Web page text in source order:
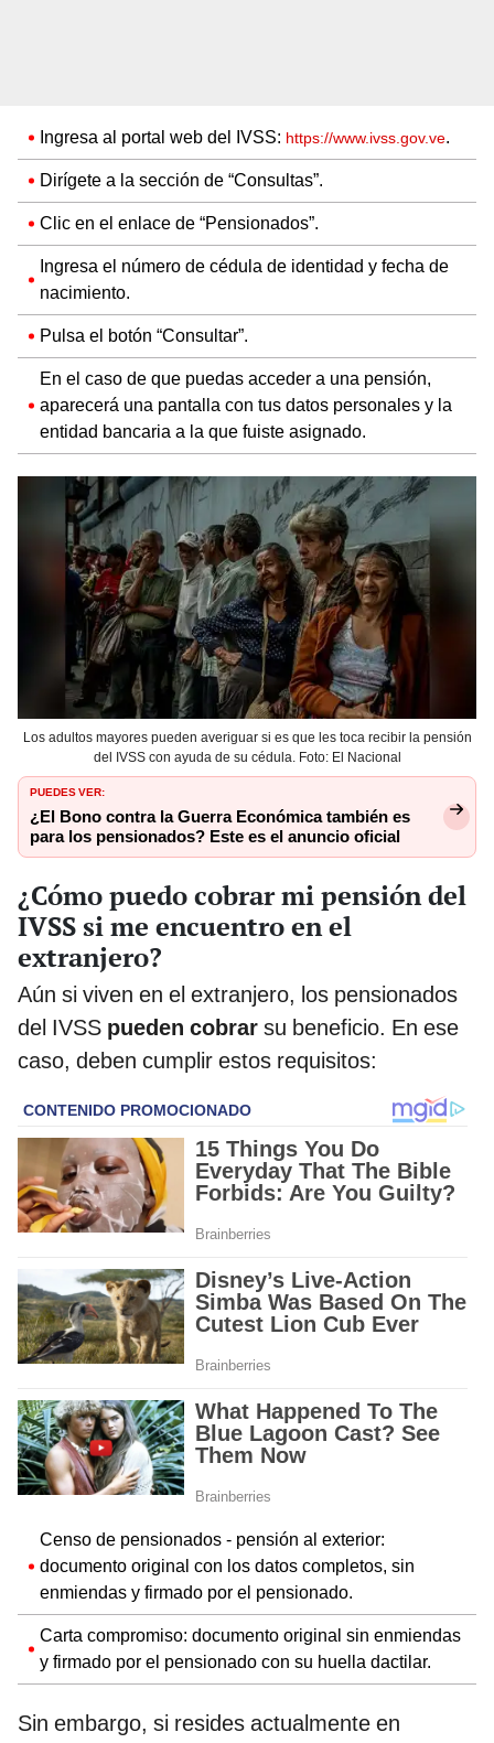
Ingresa al portal web del IVSS: https://www.ivss.gov.ve.
Dirígete a la sección de “Consultas”.
Clic en el enlace de “Pensionados”.
Ingresa el número de cédula de identidad y fecha de
nacimiento.
Pulsa el botón “Consultar”.
En el caso de que puedas acceder a una pensión,
aparecerá una pantalla con tus datos personales y la
entidad bancaria a la que fuiste asignado.
Los adultos mayores pueden averiguar si es que les toca recibir la pensión
del IVSS con ayuda de su cédula. Foto: El Nacional
PUEDES VER:
¿El Bono contra la Guerra Económica también es
para los pensionados? Este es el anuncio oficial
¿Cómo puedo cobrar mi pensión del
IVSS si me encuentro en el
extranjero?
Aún si viven en el extranjero, los pensionados
del IVSS pueden cobrar su beneficio. En ese
caso, deben cumplir estos requisitos:
Censo de pensionados - pensión al exterior:
documento original con los datos completos, sin
enmiendas y firmado por el pensionado.
Carta compromiso: documento original sin enmiendas
y firmado por el pensionado con su huella dactilar.
Sin embargo, si resides actualmente en